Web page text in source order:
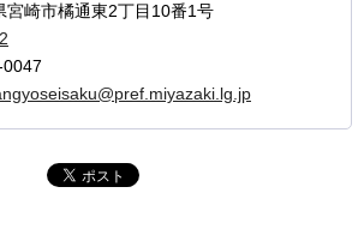
崎市橘通東2丁目10番1号